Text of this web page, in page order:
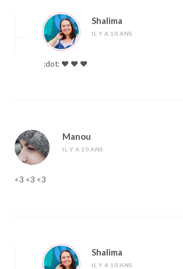
Shalima
IL Y A 10 ANS
:dot: ♥ ♥ ♥
Manou
IL Y A 10 ANS
<3 <3 <3
Shalima
IL Y A 10 ANS